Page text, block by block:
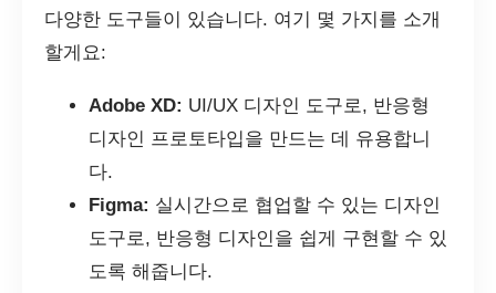
다양한 도구들이 있습니다. 여기 몇 가지를 소개
할게요:
Adobe XD: UI/UX 디자인 도구로, 반응형
디자인 프로토타입을 만드는 데 유용합니
다.
Figma: 실시간으로 협업할 수 있는 디자인
도구로, 반응형 디자인을 쉽게 구현할 수 있
도록 해줍니다.